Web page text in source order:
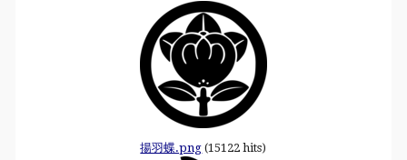
揚羽蝶.png (15122 hits)